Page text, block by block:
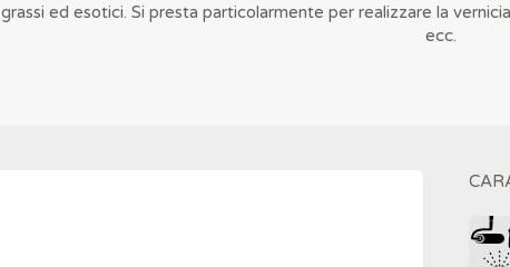
grassi ed esotici. Si presta particolarmente per realizzare la
ecc.